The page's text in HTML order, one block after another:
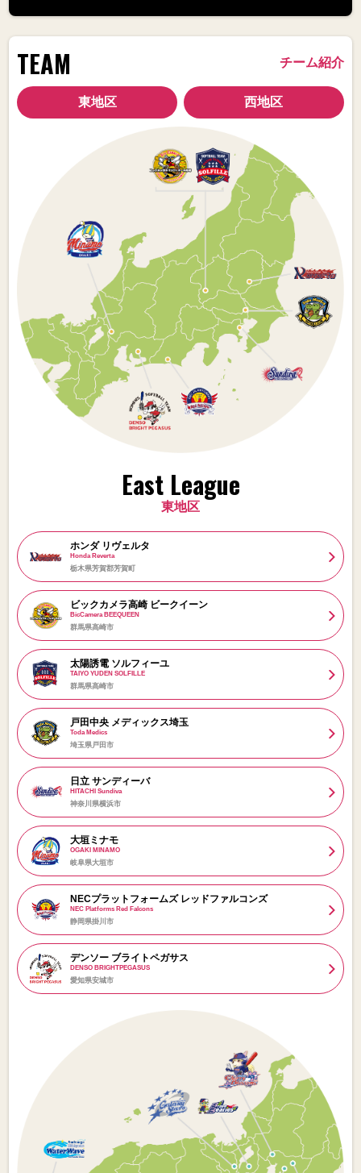
TEAM チーム紹介
東地区 西地区
East League
東地区
ホンダ リヴェルタ
Honda Reverta
栃木県芳賀郡芳賀町
ビックカメラ高崎 ビークイーン
BicCamera BEEQUEEN
群馬県高崎市
太陽誘電 ソルフィーユ
TAIYO YUDEN SOLFILLE
群馬県高崎市
戸田中央 メディックス埼玉
Toda Medics
埼玉県戸田市
日立 サンディーバ
HITACHI Sundiva
神奈川県横浜市
大垣ミナモ
OGAKI MINAMO
岐阜県大垣市
NECプラットフォームズ レッドファルコンズ
NEC Platforms Red Falcons
静岡県掛川市
デンソー ブライトペガサス
DENSO BRIGHTPEGASUS
愛知県安城市